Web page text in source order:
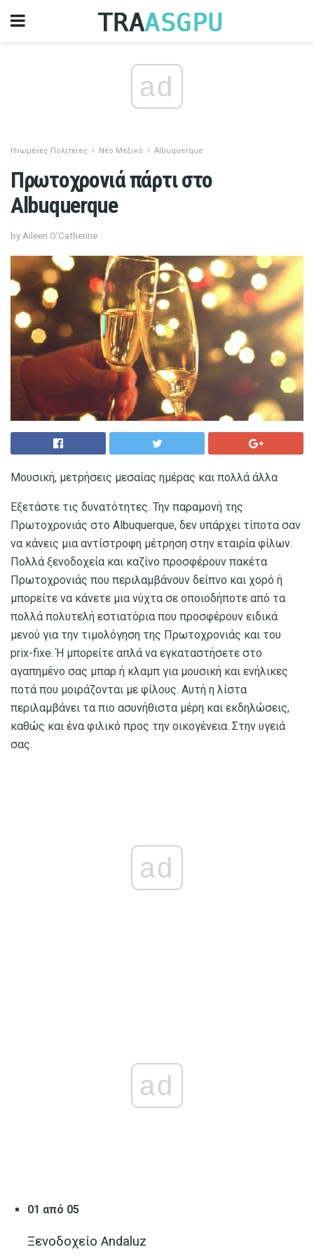
ad
Ηνωμένες Πολιτείες Νέο Μεξικό Albuquerque
Πρωτοχρονιά πάρτι στο
Albuquerque
by Aileen O'Catherine
Μουσική, μετρήσεις μεσαίας ημέρας και πολλά άλλα
Εξετάστε τις δυνατότητες. Την παραμονή της
Πρωτοχρονιάς στο Albuquerque, δεν υπάρχει τίποτα σαν
να κάνεις μια αντίστροφη μέτρηση στην εταιρία φίλων.
Πολλά ξενοδοχεία και καζίνο προσφέρουν πακέτα
Πρωτοχρονιάς που περιλαμβάνουν δείπνο και χορό ή
μπορείτε να κάνετε μια νύχτα σε οποιοδήποτε από τα
πολλά πολυτελή εστιατόρια που προσφέρουν ειδικά
μενού για την τιμολόγηση της Πρωτοχρονιάς και του
prix-fixe. Ή μπορείτε απλά να εγκαταστήσετε στο
αγαπημένο σας μπαρ ή κλαμπ για μουσική και ενήλικες
ποτά που μοιράζονται με φίλους. Αυτή η λίστα
περιλαμβάνει τα πιο ασυνήθιστα μέρη και εκδηλώσεις,
καθώς και ένα φιλικό προς την οικογένεια. Στην υγειά
σας.
ad
ad
01 από 05
Ξενοδοχείο Andaluz